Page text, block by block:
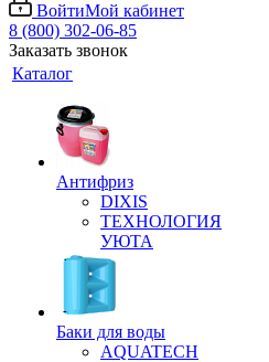
ВойтиМой кабинет
8 (800) 302-06-85
Заказать звонок
Каталог
Антифриз
DIXIS
ТЕХНОЛОГИЯ
УЮТА
Баки для воды
AQUATECH